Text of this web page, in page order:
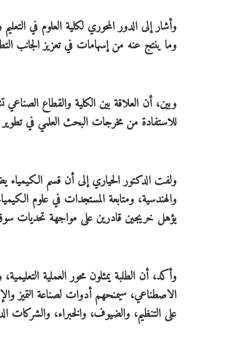
وأشار إلى الدور المحوري لكلية العلوم في
وما ينتج عنه من إسهامات في تعزيز الجانب
وبين، أن العلاقة بين الكلية والقطاع الصناعي
للاستفادة من مخرجات البحث العلمي في تطوير
ولفت الدكتور الحياري إلى أن قسم الكيمياء
والهندسية، ومتابعة المستجدات في علوم
يؤهل خريجين قادرين على مواجهة تحديات
وأكد، أن الطلبة يمثلون محور العملية
الاصطناعي، سيمنحهم أدوات لصناعة التميز
على التنظيم، والضيوف، والخبراء، والشركات